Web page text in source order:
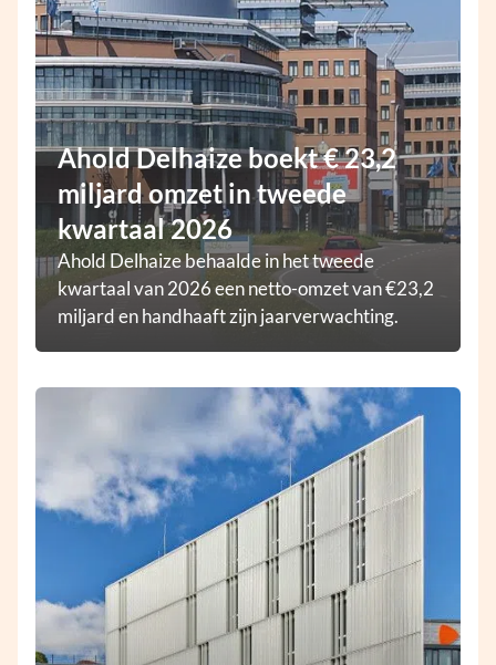
Ahold Delhaize boekt € 23,2
miljard omzet in tweede
kwartaal 2026
Ahold Delhaize behaalde in het tweede
kwartaal van 2026 een netto-omzet van €23,2
miljard en handhaaft zijn jaarverwachting.